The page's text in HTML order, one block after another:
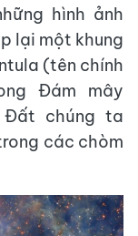
hình ảnh
lại một khung
(tên chính
Đám mây
Đất chúng ta
các chòm